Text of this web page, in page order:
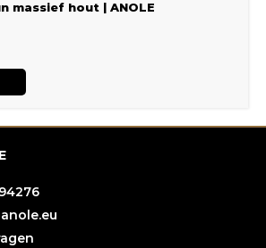
massief hout | ANOLE